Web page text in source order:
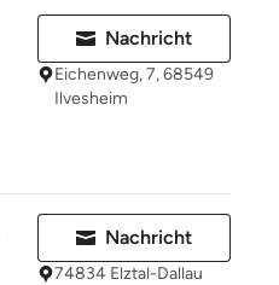
Nachricht
Eichenweg, 7, 68549
Ilvesheim
Nachricht
74834 Elztal-Dallau